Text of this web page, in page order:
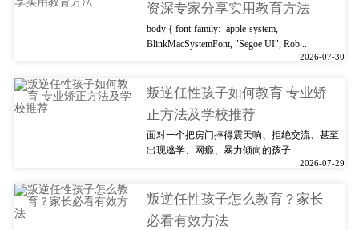
资深专家分享实用教育方法
body { font-family: -apple-system,
BlinkMacSystemFont, "Segoe UI", Rob...
2026-07-30
叛逆任性孩子如何教育 专业矫
正方法及学校推荐
面对一个把房门摔得震天响、拒绝交流、甚至
出现逃学、网瘾、暴力倾向的孩子...
2026-07-29
叛逆任性孩子怎么教育？家长
必看有效方法